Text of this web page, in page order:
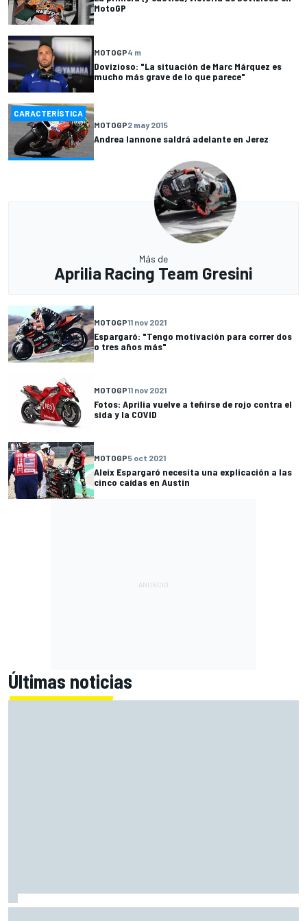
MotoGP
MOTOGP4 m
Dovizioso: "La situación de Marc Márquez es
mucho más grave de lo que parece"
CARACTERÍSTICA
MOTOGP2 may 2015
Andrea Iannone saldrá adelante en Jerez
Más de
Aprilia Racing Team Gresini
MOTOGP11 nov 2021
Espargaró: "Tengo motivación para correr dos
o tres años más"
MOTOGP11 nov 2021
Fotos: Aprilia vuelve a teñirse de rojo contra el
sida y la COVID
MOTOGP5 oct 2021
Aleix Espargaró necesita una explicación a las
cinco caídas en Austin
Últimas noticias